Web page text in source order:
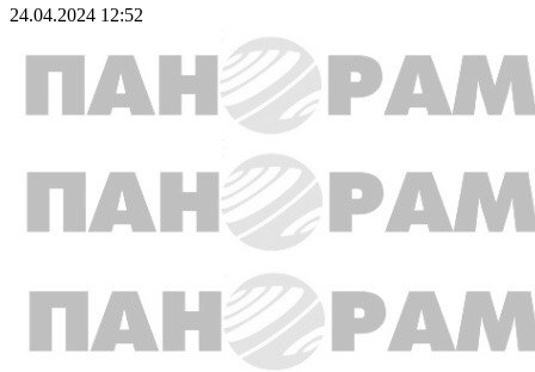
24.04.2024 12:52